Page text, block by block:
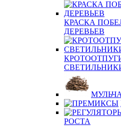
КРАСКА
ДЕРЕВЬЕВ
МУЛЬЧА
РОСТА